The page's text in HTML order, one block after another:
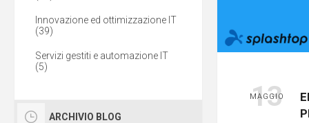
13
MAGGIO
Innovazione ed ottimizzazione IT
(39)
Servizi gestiti e automazione IT
(5)
ARCHIVIO BLOG